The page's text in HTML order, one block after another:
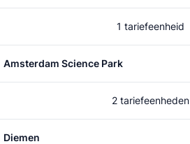
1 tariefeenheid
Amsterdam Science Park
2 tariefeenheden
Diemen